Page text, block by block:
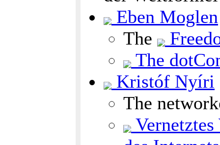
Eben Moglen
The
The
Kristóf Nyíri
The